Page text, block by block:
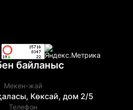
байланыс
Мекен-жай
Көксай, дом 2/5
Телефон